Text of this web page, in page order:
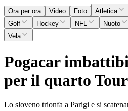
Ora per ora Video Foto Atletica
Golf
Hockey NFL Nuoto
Vela
Pogacar
per il quarto
Lo sloveno trionfa a Parigi e si